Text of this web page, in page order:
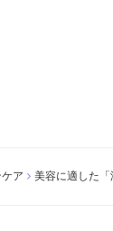
ア 美容に適した